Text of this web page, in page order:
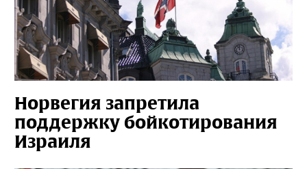
Норвегия запретила
поддержку бойкотирования
Израиля